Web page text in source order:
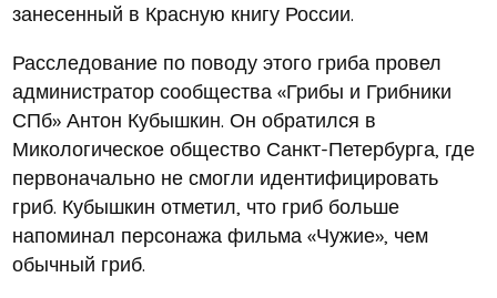
занесенный в Красную книгу России.
Расследование по поводу этого гриба провел
администратор сообщества «Грибы и Грибники
СПб» Антон Кубышкин. Он обратился в
Микологическое общество Санкт-Петербурга, где
первоначально не смогли идентифицировать
гриб. Кубышкин отметил, что гриб больше
напоминал персонажа фильма «Чужие», чем
обычный гриб.